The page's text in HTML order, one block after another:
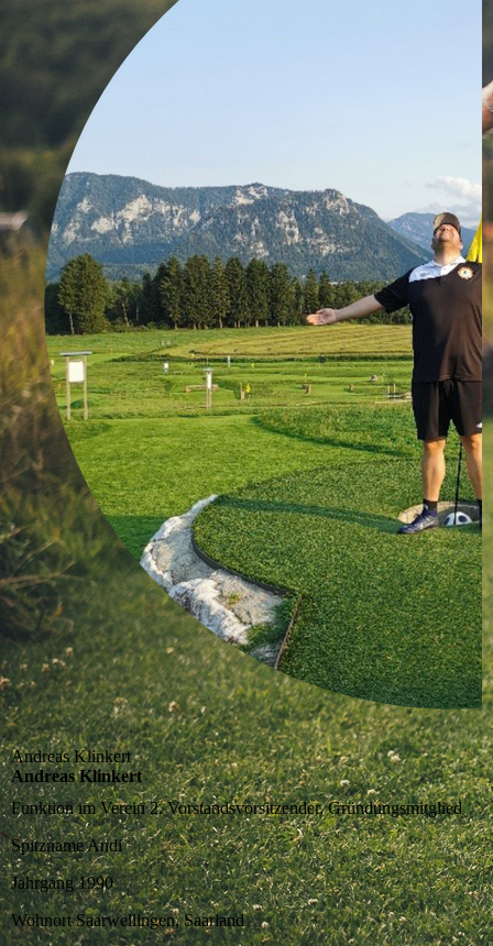
Andreas Klinkert
Andreas Klinkert
Funktion im Verein2. Vorstandsvorsitzender, Gründungsmitglied
SpitznameAndi
Jahrgang1990
WohnortSaarwellingen, Saarland